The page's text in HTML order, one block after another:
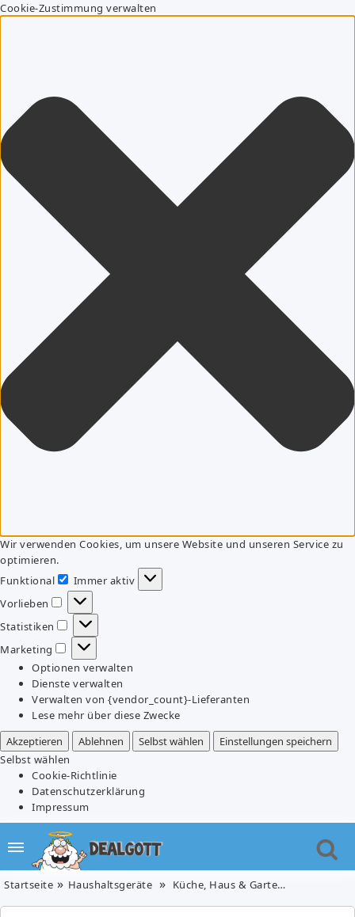
Cookie-Zustimmung verwalten
Wir verwenden Cookies, um unsere Website und unseren Service zu
optimieren.
Funktional
Funktional
Immer aktiv
Vorlieben
Vorlieben
Statistiken
Statistiken
Marketing
Marketing
Optionen verwalten
Dienste verwalten
Verwalten von {vendor_count}-Lieferanten
Lese mehr über diese Zwecke
Akzeptieren
Ablehnen Selbst wählen
Einstellungen speichern
Selbst wählen
Cookie-Richtlinie
Datenschutzerklärung
Impressum
Startseite Haushaltsgeräte Küche, Haus & Garten